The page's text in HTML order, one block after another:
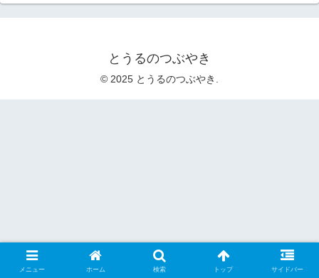
とうるのつぶやき
© 2025 とうるのつぶやき.
メニュー ホーム 検索 トップ サイドバー